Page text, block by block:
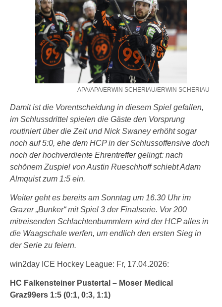
APA/APA/ERWIN SCHERIAU/ERWIN SCHERIAU
Damit ist die Vorentscheidung in diesem Spiel gefallen,
im Schlussdrittel spielen die Gäste den Vorsprung
routiniert über die Zeit und Nick Swaney erhöht sogar
noch auf 5:0, ehe dem HCP in der Schlussoffensive doch
noch der hochverdiente Ehrentreffer gelingt: nach
schönem Zuspiel von Austin Rueschhoff schiebt Adam
Almquist zum 1:5 ein.
Weiter geht es bereits am Sonntag um 16.30 Uhr im
Grazer „Bunker“ mit Spiel 3 der Finalserie. Vor 200
mitreisenden Schlachtenbummlern wird der HCP alles in
die Waagschale werfen, um endlich den ersten Sieg in
der Serie zu feiern.
win2day ICE Hockey League: Fr, 17.04.2026:
HC Falkensteiner Pustertal – Moser Medical
Graz99ers 1:5 (0:1, 0:3, 1:1)